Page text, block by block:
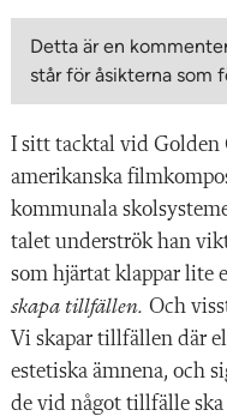
Detta är en
står för åsikterna som
I sitt tacktal vid Golden
amerikanska
kommunala
talet underströk han
som hjärtat klappar lite
skapa tillfällen. Och
Vi skapar tillfällen där
estetiska ämnena, och
de vid något tillfälle ska